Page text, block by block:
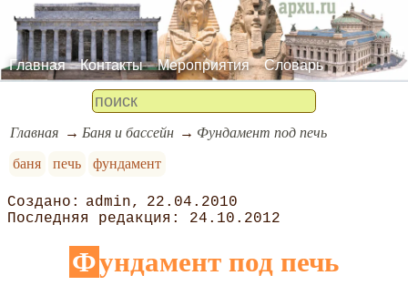
Главная Контакты Мероприятия Словарь
Главная Баня и бассейн
Фундамент под печь
баня
печь фундамент
admin
22.04.2010
24.10.2012
Фундамент под печь